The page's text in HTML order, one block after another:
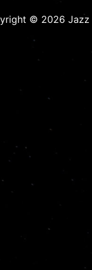
© 2026 Jazz